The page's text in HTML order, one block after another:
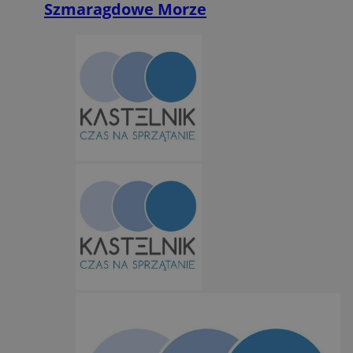
Szmaragdowe Morze
MvSessID